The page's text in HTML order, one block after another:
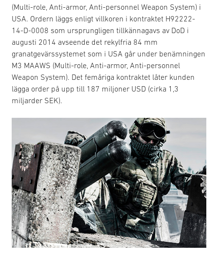
(Multi-role, Anti-armor, Anti-personnel Weapon System) i
USA. Ordern läggs enligt villkoren i kontraktet H92222-
14-D-0008 som ursprungligen tillkännagavs av DoD i
augusti 2014 avseende det rekylfria 84 mm
granatgevärssystemet som i USA går under benämningen
M3 MAAWS (Multi-role, Anti-armor, Anti-personnel
Weapon System). Det femåriga kontraktet låter kunden
lägga order på upp till 187 miljoner USD (cirka 1,3
miljarder SEK).